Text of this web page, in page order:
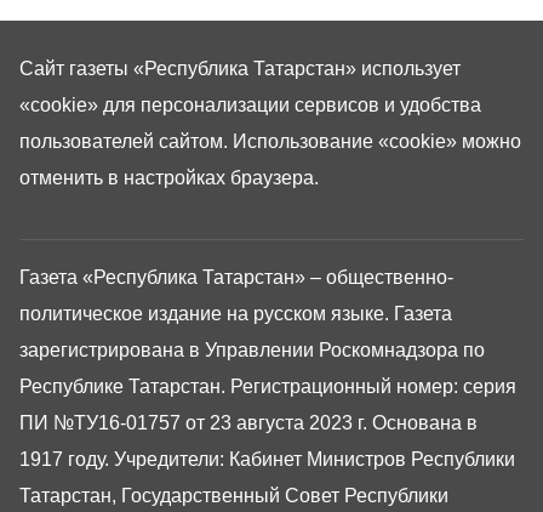
Газета «Республика Татарстан» – общественно-
политическое издание на русском языке. Газета
зарегистрирована в Управлении Роскомнадзора по
Республике Татарстан. Регистрационный номер: серия
ПИ №ТУ16-01757 от 23 августа 2023 г. Основана в
1917 году. Учредители: Кабинет Министров Республики
Татарстан, Государственный Совет Республики
Сайт газеты «Республика Татарстан» использует
«cookie» для персонализации сервисов и удобства
пользователей сайтом. Использование «cookie» можно
отменить в настройках браузера.